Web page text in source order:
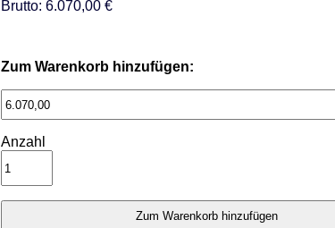
Brutto: 6.070,00 €
Zum Warenkorb hinzufügen:
Anzahl